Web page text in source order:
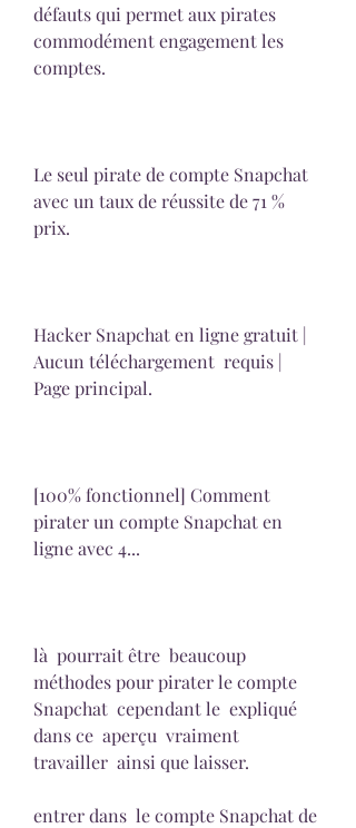
défauts qui permet aux pirates
commodément engagement les
comptes.
Le seul pirate de compte Snapchat
avec un taux de réussite de 71 %
prix.
Hacker Snapchat en ligne gratuit |
Aucun téléchargement  requis |
Page principal.
[100% fonctionnel] Comment
pirater un compte Snapchat en
ligne avec 4...
là  pourrait être  beaucoup
méthodes pour pirater le compte
Snapchat  cependant le  expliqué
dans ce  aperçu  vraiment
travailler  ainsi que laisser.
entrer dans  le compte Snapchat de